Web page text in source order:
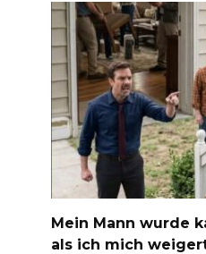
Mein Mann wurde
als ich mich